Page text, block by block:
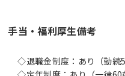
手当・福利厚生備考
◇退職金制度：あり（勤続5